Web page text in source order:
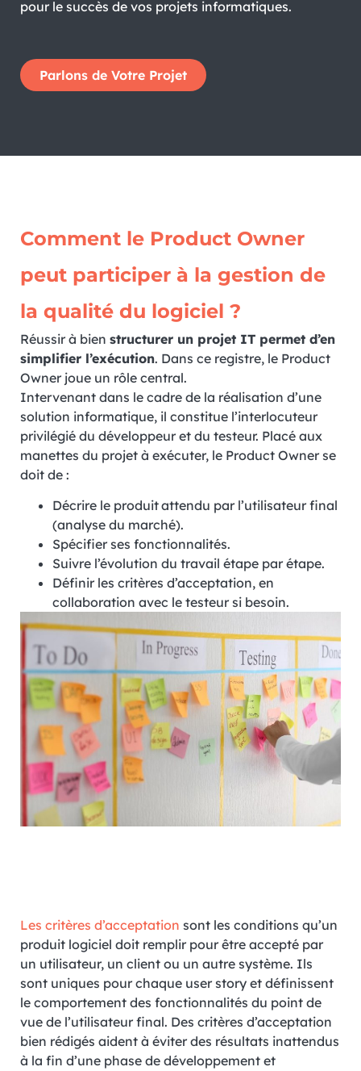
pour le succès de vos projets informatiques.
Parlons de Votre Projet
Comment le Product Owner
peut participer à la gestion de
la qualité du logiciel ?
Réussir à bien structurer un projet IT permet d’en
simplifier l’exécution. Dans ce registre, le Product
Owner joue un rôle central.
Intervenant dans le cadre de la réalisation d’une
solution informatique, il constitue l’interlocuteur
privilégié du développeur et du testeur. Placé aux
manettes du projet à exécuter, le Product Owner se
doit de :
Décrire le produit attendu par l’utilisateur final
(analyse du marché).
Spécifier ses fonctionnalités.
Suivre l’évolution du travail étape par étape.
Définir les critères d’acceptation, en
collaboration avec le testeur si besoin.
Les critères d’acceptation sont les conditions qu’un
produit logiciel doit remplir pour être accepté par
un utilisateur, un client ou un autre système. Ils
sont uniques pour chaque user story et définissent
le comportement des fonctionnalités du point de
vue de l’utilisateur final. Des critères d’acceptation
bien rédigés aident à éviter des résultats inattendus
à la fin d’une phase de développement et